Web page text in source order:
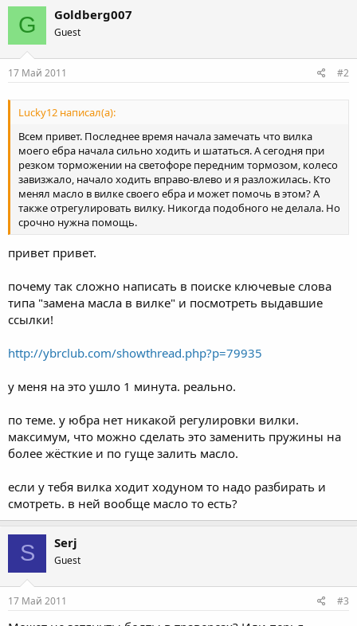
G Goldberg007
Guest
17 Май 2011 #2
Lucky12 написал(а):
Всем привет. Последнее время начала замечать что вилка
моего ебра начала сильно ходить и шататься. А сегодня при
резком торможении на светофоре передним тормозом, колесо
завизжало, начало ходить вправо-влево и я разложилась. Кто
менял масло в вилке своего ебра и может помочь в этом? А
также отрегулировать вилку. Никогда подобного не делала. Но
срочно нужна помощь.
привет привет.
почему так сложно написать в поиске ключевые слова
типа "замена масла в вилке" и посмотреть выдавшие
ссылки!
http://ybrclub.com/showthread.php?p=79935
у меня на это ушло 1 минута. реально.
по теме. у юбра нет никакой регулировки вилки.
максимум, что можно сделать это заменить пружины на
более жёсткие и по гуще залить масло.
если у тебя вилка ходит ходуном то надо разбирать и
смотреть. в ней вообще масло то есть?
S Serj
Guest
17 Май 2011 #3